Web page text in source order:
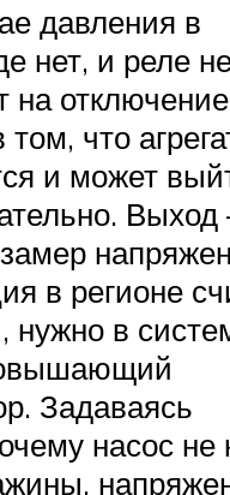
давления в
нет, и реле
на
что
и может
Выход
в регионе
нужно в
Задаваясь
насос не